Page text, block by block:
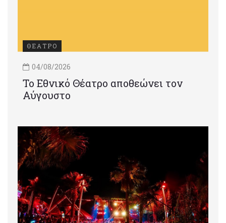
ΘΕΑΤΡΟ
04/08/2026
Το Εθνικό Θέατρο αποθεώνει τον
Αύγουστο